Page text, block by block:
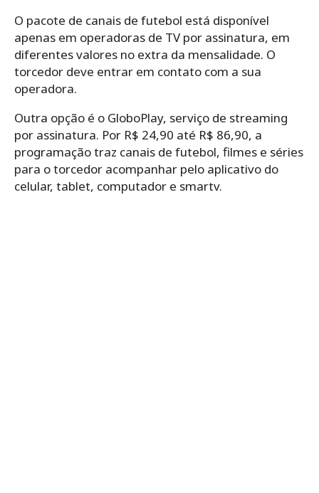
O pacote de canais de futebol está disponível
apenas em operadoras de TV por assinatura, em
diferentes valores no extra da mensalidade. O
torcedor deve entrar em contato com a sua
operadora.
Outra opção é o GloboPlay, serviço de streaming
por assinatura. Por R$ 24,90 até R$ 86,90, a
programação traz canais de futebol, filmes e séries
para o torcedor acompanhar pelo aplicativo do
celular, tablet, computador e smartv.